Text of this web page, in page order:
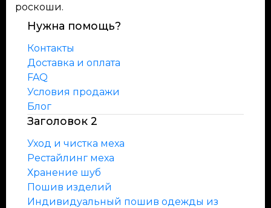
роскоши.
Нужна помощь?
Контакты
Доставка и оплата
FAQ
Условия продажи
Блог
Заголовок 2
Уход и чистка меха
Рестайлинг меха
Хранение шуб
Пошив изделий
Индивидуальный пошив одежды из